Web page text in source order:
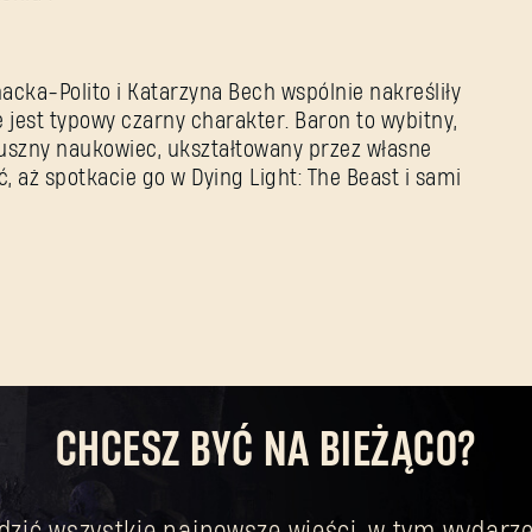
Polito i Katarzyna Bech wspólnie nakreśliły
jest typowy czarny charakter. Baron to wybitny,
naukowiec, ukształtowany przez własne
aż spotkacie go w Dying Light: The Beast i sami
CHCESZ BYĆ NA BIEŻĄCO?